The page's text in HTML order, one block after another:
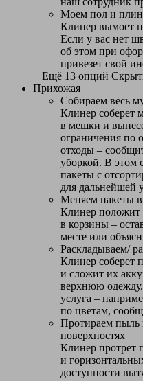
Моем пол и
Клинер вымоет
Если у вас нет
об этом при
привезет свой
+ Ещё 13 опций
Прихожая
Собираем весь
Клинер соберет
в мешки и
ограничения по
отходы –
уборкой. В этом
пакеты с
для дальнейшей
Меняем пакеты
Клинер
в корзины –
месте или
Раскладываем/
Клинер соберет
и сложит их
верхнюю одежду.
услуга –
по цветам,
Протираем пыль
поверхностях
Клинер протрет
и
доступности